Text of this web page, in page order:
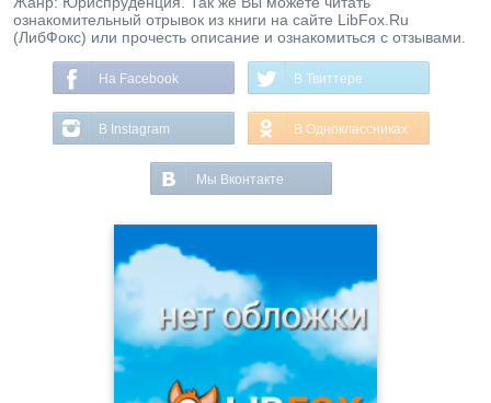
ознакомительный отрывок из книги на сайте LibFox.Ru
(ЛибФокс) или прочесть описание и ознакомиться с отзывами.
На Facebook В Твиттере
В Instagram В Одноклассниках
Мы Вконтакте